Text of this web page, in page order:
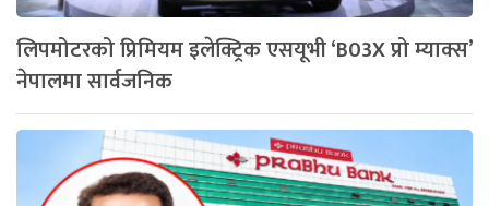
लिपमोटरको प्रिमियम इलेक्ट्रिक एसयूभी ‘B03X प्रो म्याक्स’
नेपालमा सार्वजनिक